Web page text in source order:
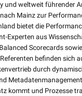
weltweit führender
Mainz zur
bietet die
Experten aus
Scorecards
befinden sich
durch
kommt und Prozesse